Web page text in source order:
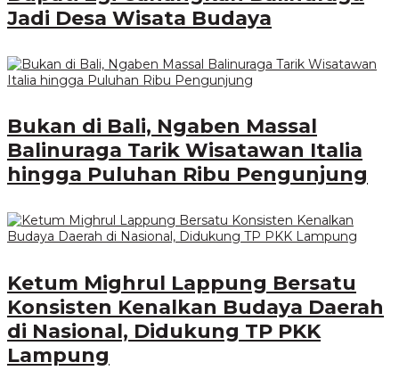
Jadi Desa Wisata Budaya
Bukan di Bali, Ngaben Massal
Balinuraga Tarik Wisatawan Italia
hingga Puluhan Ribu Pengunjung
Ketum Mighrul Lappung Bersatu
Konsisten Kenalkan Budaya Daerah
di Nasional, Didukung TP PKK
Lampung